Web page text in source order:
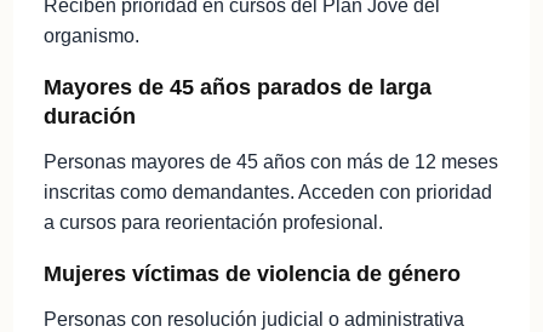
Reciben prioridad en cursos del Plan Jove del
organismo.
Mayores de 45 años parados de larga
duración
Personas mayores de 45 años con más de 12 meses
inscritas como demandantes. Acceden con prioridad
a cursos para reorientación profesional.
Mujeres víctimas de violencia de género
Personas con resolución judicial o administrativa